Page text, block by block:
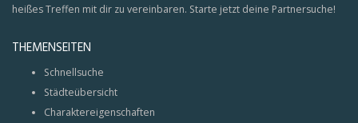
heißes Treffen mit dir zu vereinbaren. Starte jetzt deine Partnersuche!
THEMENSEITEN
Schnellsuche
Städteübersicht
Charaktereigenschaften